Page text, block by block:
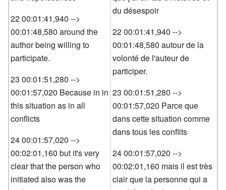
22 00:01:41,940 -->
00:01:48,580 around the
author being willing to
participate.
23 00:01:51,280 -->
00:01:57,020 Because in in
this situation as in all
conflicts
24 00:01:57,020 -->
00:02:01,160 but it's very
clear that the person who
initiated also was the
du désespoir
22 00:01:41,940 -->
00:01:48,580 autour de la
volonté de l'auteur de
participer.
23 00:01:51,280 -->
00:01:57,020 Parce que
dans cette situation comme
dans tous les conflits
24 00:01:57,020 -->
00:02:01,160 mais il est très
clair que la personne qui a